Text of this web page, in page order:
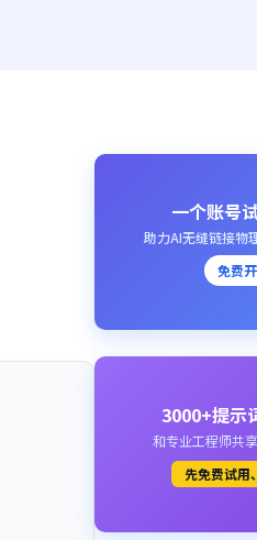
一个账号
助力AI无缝链接物
免费
3000+提示
和专业工程师共
先免费试